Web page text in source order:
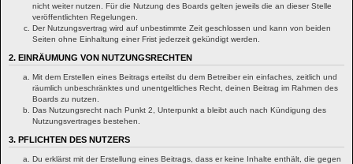
nicht weiter nutzen. Für die Nutzung des Boards gelten jeweils die an dieser Stelle
veröffentlichten Regelungen.
Der Nutzungsvertrag wird auf unbestimmte Zeit geschlossen und kann von beiden
Seiten ohne Einhaltung einer Frist jederzeit gekündigt werden.
2. EINRÄUMUNG VON NUTZUNGSRECHTEN
Mit dem Erstellen eines Beitrags erteilst du dem Betreiber ein einfaches, zeitlich und
räumlich unbeschränktes und unentgeltliches Recht, deinen Beitrag im Rahmen des
Boards zu nutzen.
Das Nutzungsrecht nach Punkt 2, Unterpunkt a bleibt auch nach Kündigung des
Nutzungsvertrages bestehen.
3. PFLICHTEN DES NUTZERS
Du erklärst mit der Erstellung eines Beitrags, dass er keine Inhalte enthält, die gegen